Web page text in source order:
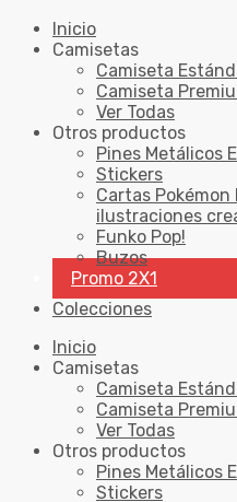
Inicio
Camisetas
Camiseta
Camiseta
Ver Todas
Otros productos
Pines Metálicos
Stickers
Cartas
ilustraciones
Funko Pop!
Buzos
Promo 2X1
Colecciones
Inicio
Camisetas
Camiseta
Camiseta
Ver Todas
Otros productos
Pines Metálicos
Stickers